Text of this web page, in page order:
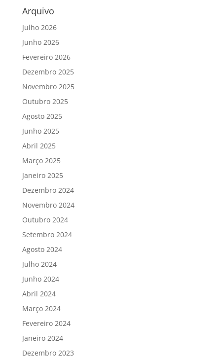
Arquivo
Julho 2026
Junho 2026
Fevereiro 2026
Dezembro 2025
Novembro 2025
Outubro 2025
Agosto 2025
Junho 2025
Abril 2025
Março 2025
Janeiro 2025
Dezembro 2024
Novembro 2024
Outubro 2024
Setembro 2024
Agosto 2024
Julho 2024
Junho 2024
Abril 2024
Março 2024
Fevereiro 2024
Janeiro 2024
Dezembro 2023